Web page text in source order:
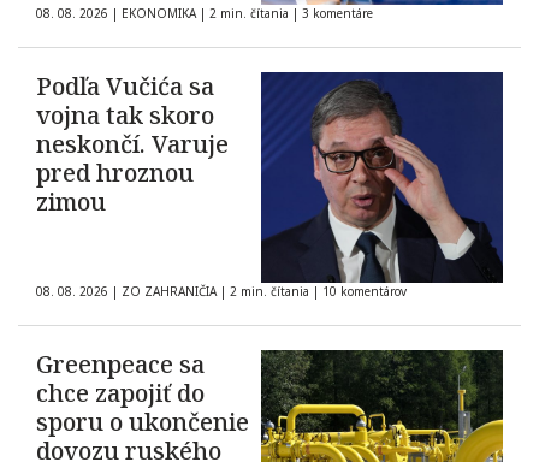
08. 08. 2026 | EKONOMIKA | 2 min. čítania | 3 komentáre
Podľa Vučića sa
vojna tak skoro
neskončí. Varuje
pred hroznou
zimou
08. 08. 2026 | ZO ZAHRANIČIA | 2 min. čítania | 10 komentárov
Greenpeace sa
chce zapojiť do
sporu o ukončenie
dovozu ruského